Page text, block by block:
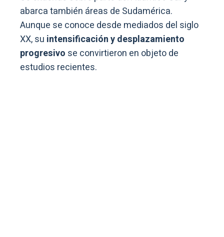
abarca también áreas de Sudamérica.
Aunque se conoce desde mediados del siglo
XX, su intensificación y desplazamiento
progresivo se convirtieron en objeto de
estudios recientes.